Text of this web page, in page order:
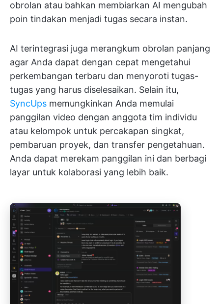
obrolan atau bahkan membiarkan AI mengubah
poin tindakan menjadi tugas secara instan.
AI terintegrasi juga merangkum obrolan panjang
agar Anda dapat dengan cepat mengetahui
perkembangan terbaru dan menyoroti tugas-
tugas yang harus diselesaikan. Selain itu,
SyncUps memungkinkan Anda memulai
panggilan video dengan anggota tim individu
atau kelompok untuk percakapan singkat,
pembaruan proyek, dan transfer pengetahuan.
Anda dapat merekam panggilan ini dan berbagi
layar untuk kolaborasi yang lebih baik.